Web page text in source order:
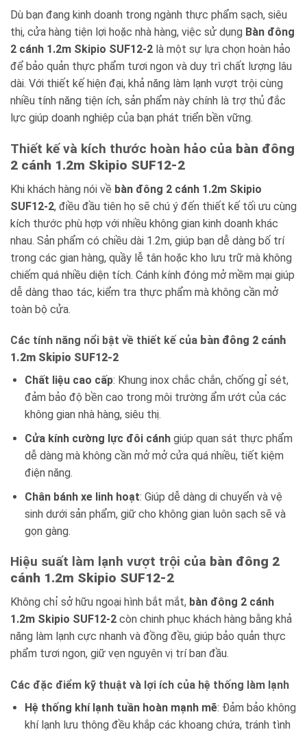
Dù bạn đang kinh doanh trong ngành thực phẩm sạch, siêu
thị, cửa hàng tiện lợi hoặc nhà hàng, việc sử dụng Bàn đông
2 cánh 1.2m Skipio SUF12-2 là một sự lựa chọn hoàn hảo
để bảo quản thực phẩm tươi ngon và duy trì chất lượng lâu
dài. Với thiết kế hiện đại, khả năng làm lạnh vượt trội cùng
nhiều tính năng tiện ích, sản phẩm này chính là trợ thủ đắc
lực giúp doanh nghiệp của bạn phát triển bền vững.
Thiết kế và kích thước hoàn hảo của bàn đông
2 cánh 1.2m Skipio SUF12-2
Khi khách hàng nói về bàn đông 2 cánh 1.2m Skipio
SUF12-2, điều đầu tiên họ sẽ chú ý đến thiết kế tối ưu cùng
kích thước phù hợp với nhiều không gian kinh doanh khác
nhau. Sản phẩm có chiều dài 1.2m, giúp bạn dễ dàng bố trí
trong các gian hàng, quầy lễ tân hoặc kho lưu trữ mà không
chiếm quá nhiều diện tích. Cánh kính đóng mở mềm mại giúp
dễ dàng thao tác, kiểm tra thực phẩm mà không cần mở
toàn bộ cửa.
Các tính năng nổi bật về thiết kế của bàn đông 2 cánh
1.2m Skipio SUF12-2
Chất liệu cao cấp: Khung inox chắc chắn, chống gỉ sét,
đảm bảo độ bền cao trong môi trường ẩm ướt của các
không gian nhà hàng, siêu thị.
Cửa kính cường lực đôi cánhgiúp quan sát thực phẩm
dễ dàng mà không cần mở mở cửa quá nhiều, tiết kiệm
điện năng.
Chân bánh xe linh hoạt: Giúp dễ dàng di chuyển và vệ
sinh dưới sản phẩm, giữ cho không gian luôn sạch sẽ và
gọn gàng.
Hiệu suất làm lạnh vượt trội của bàn đông 2
cánh 1.2m Skipio SUF12-2
Không chỉ sở hữu ngoại hình bắt mắt, bàn đông 2 cánh
1.2m Skipio SUF12-2 còn chinh phục khách hàng bằng khả
năng làm lạnh cực nhanh và đồng đều, giúp bảo quản thực
phẩm tươi ngon, giữ vẹn nguyên vị trí ban đầu.
Các đặc điểm kỹ thuật và lợi ích của hệ thống làm lạnh
Hệ thống khí lạnh tuần hoàn mạnh mẽ: Đảm bảo không
khí lạnh lưu thông đều khắp các khoang chứa, tránh tình